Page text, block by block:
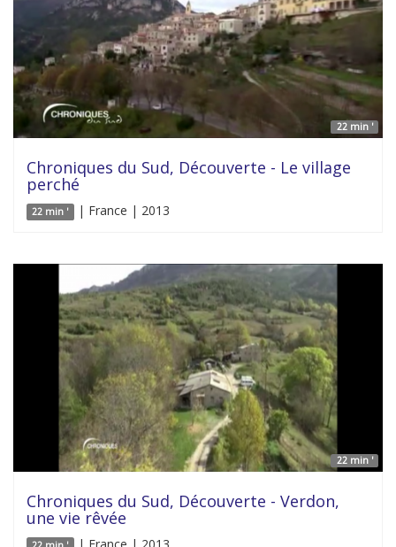
22 min '
Chroniques du Sud, Découverte - Le village
perché
22 min ' | France | 2013
22 min '
Chroniques du Sud, Découverte - Verdon,
une vie rêvée